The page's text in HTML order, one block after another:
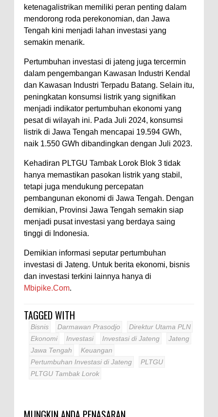
ketenagalistrikan memiliki peran penting dalam
mendorong roda perekonomian, dan Jawa
Tengah kini menjadi lahan investasi yang
semakin menarik.
Pertumbuhan investasi di jateng juga tercermin
dalam pengembangan Kawasan Industri Kendal
dan Kawasan Industri Terpadu Batang. Selain itu,
peningkatan konsumsi listrik yang signifikan
menjadi indikator pertumbuhan ekonomi yang
pesat di wilayah ini. Pada Juli 2024, konsumsi
listrik di Jawa Tengah mencapai 19.594 GWh,
naik 1.550 GWh dibandingkan dengan Juli 2023.
Kehadiran PLTGU Tambak Lorok Blok 3 tidak
hanya memastikan pasokan listrik yang stabil,
tetapi juga mendukung percepatan
pembangunan ekonomi di Jawa Tengah. Dengan
demikian, Provinsi Jawa Tengah semakin siap
menjadi pusat investasi yang berdaya saing
tinggi di Indonesia.
Demikian informasi seputar pertumbuhan
investasi di Jateng. Untuk berita ekonomi, bisnis
dan investasi terkini lainnya hanya di
Mbipike.Com.
TAGGED WITH
Bisnis Darmawan Prasodjo
Direktur Utama PLN
Ekonomi
Investasi Investasi di Jateng
Jateng
Jawa Tengah
Keuangan
Pertumbuhan Investasi di Jateng
PLTGU
PLTGU Tambak Lorok